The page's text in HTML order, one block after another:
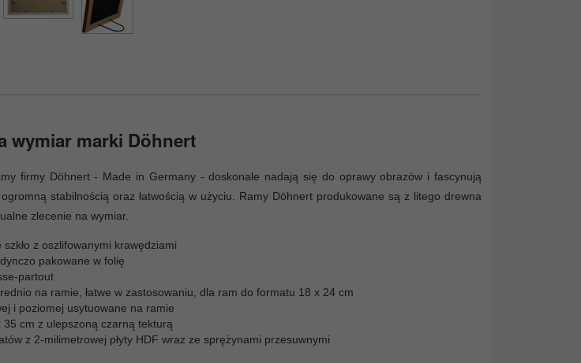
wymiar marki Döhnert
firmy Döhnert - Made in Germany - doskonale nadają się do oprawy obrazów i fascynują
stabilnością oraz łatwością w użyciu. Ramy Döhnert produkowane są z litego drewna
zlecenie na wymiar.
z oszlifowanymi krawędziami
pakowane w folię
partout
na ramie, łatwe w zastosowaniu, dla ram do formatu 18 x 24 cm
i poziomej usytuowane na ramie
cm z ulepszoną czarną tekturą
z 2-milimetrowej płyty HDF wraz ze sprężynami przesuwnymi